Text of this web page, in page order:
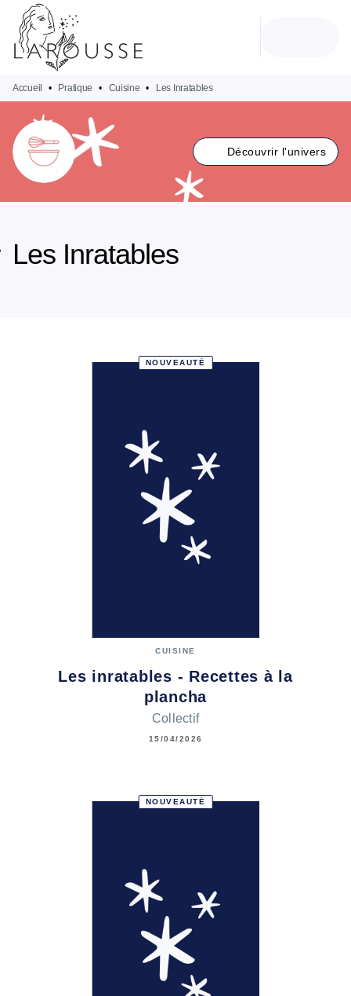
MENU
PIED DE PAGE
Accueil • Pratique • Cuisine • Les Inratables
Découvrir l'univers
Les Inratables
NOUVEAUTÉ
CUISINE
Les inratables - Recettes à la
plancha
Collectif
15/04/2026
NOUVEAUTÉ